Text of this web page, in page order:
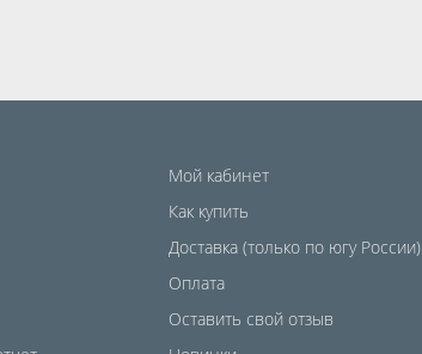
Мой кабинет
Как купить
Доставка (только по югу России)
Оплата
Оставить свой отзыв